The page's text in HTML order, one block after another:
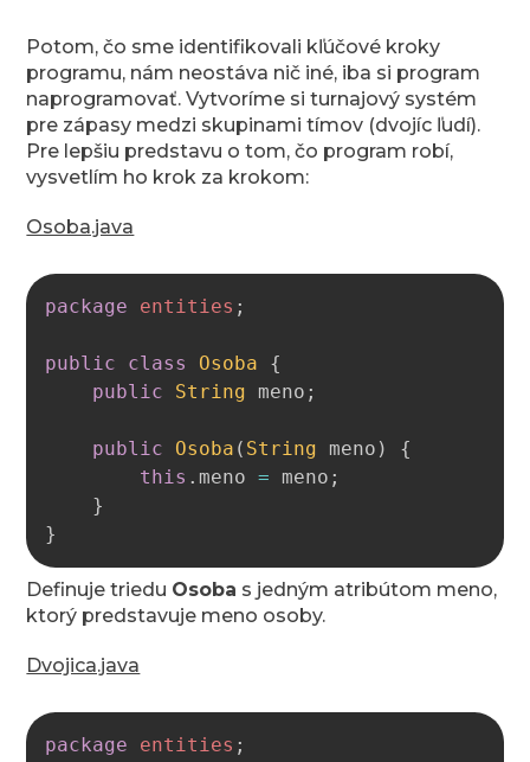
Potom, čo sme identifikovali kľúčové kroky
programu, nám neostáva nič iné, iba si program
naprogramovať. Vytvoríme si turnajový systém
pre zápasy medzi skupinami tímov (dvojíc ľudí).
Pre lepšiu predstavu o tom, čo program robí,
vysvetlím ho krok za krokom:
Osoba.java
package entities ;
public class Osoba
{
public
String meno ;
public Osoba ( String meno )
{
this . meno = meno ;
}
}
Definuje triedu Osoba s jedným atribútom meno,
ktorý predstavuje meno osoby.
Dvojica.java
package entities ;